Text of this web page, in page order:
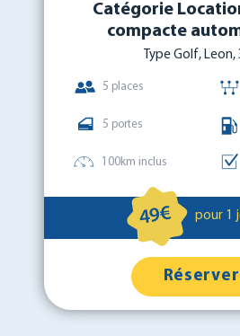
Catégorie
compacte
Type Golf, Leon,
5 places
5 portes
100km inclus
49€ pour 1
Réserver